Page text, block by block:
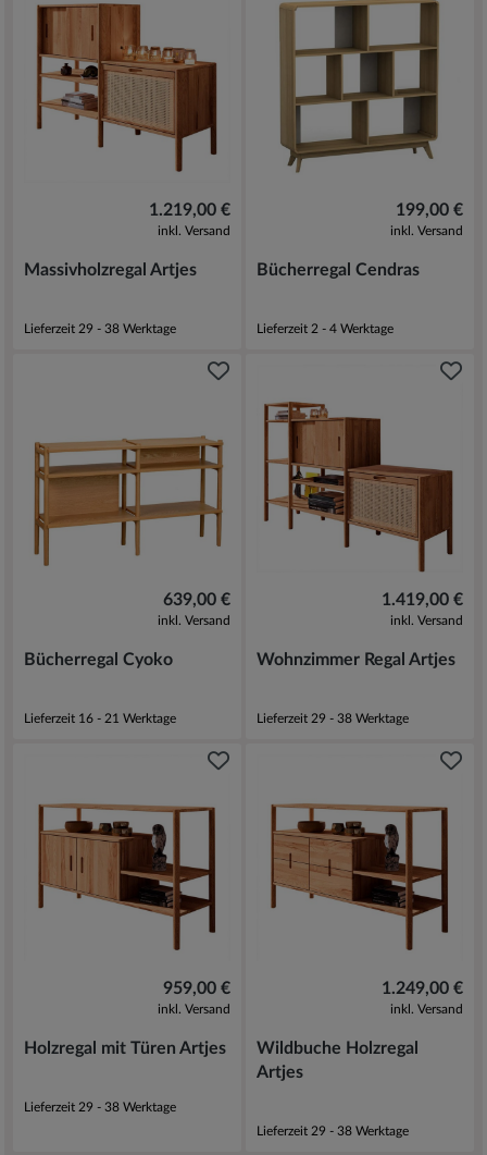
1.219,00 €
inkl. Versand
Massivholzregal Artjes
Lieferzeit 29 - 38 Werktage
199,00 €
inkl. Versand
Bücherregal Cendras
Lieferzeit 2 - 4 Werktage
639,00 €
inkl. Versand
Bücherregal Cyoko
Lieferzeit 16 - 21 Werktage
1.419,00 €
inkl. Versand
Wohnzimmer Regal Artjes
Lieferzeit 29 - 38 Werktage
959,00 €
inkl. Versand
Holzregal mit Türen Artjes
Lieferzeit 29 - 38 Werktage
1.249,00 €
inkl. Versand
Wildbuche Holzregal
Artjes
Lieferzeit 29 - 38 Werktage